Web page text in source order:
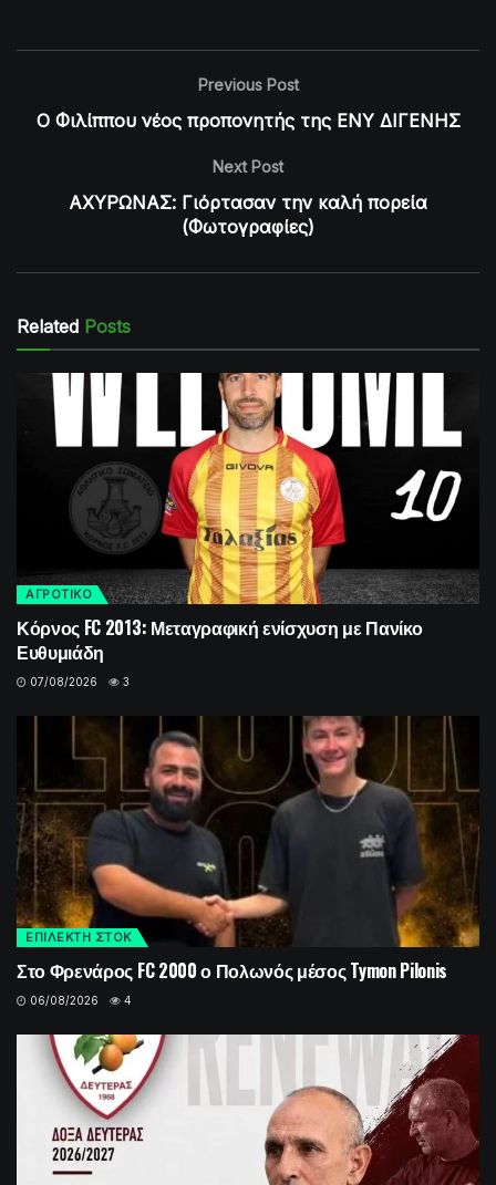
Previous Post
Ο Φιλίππου νέος προπονητής της ΕΝΥ ΔΙΓΕΝΗΣ
Next Post
ΑΧΥΡΩΝΑΣ: Γιόρτασαν την καλή πορεία
(Φωτογραφίες)
Related Posts
ΑΓΡΟΤΙΚΟ
Κόρνος FC 2013: Μεταγραφική ενίσχυση με Πανίκο
Ευθυμιάδη
07/08/2026 3
ΕΠΙΛΕΚΤΗ ΣΤΟΚ
Στο Φρενάρος FC 2000 ο Πολωνός μέσος Tymon Pilonis
06/08/2026 4